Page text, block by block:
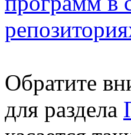
Обратите
для раздела